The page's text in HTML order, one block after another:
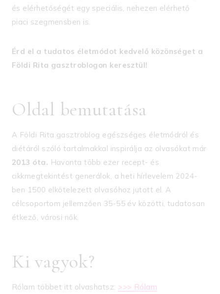
és elérhetőségét egy speciális, nehezen elérhető
piaci szegmensben is.
Érd el a tudatos életmódot kedvelő közönséget a
Földi Rita gasztroblogon keresztül!
Oldal bemutatása
A Földi Rita gasztroblog egészséges életmódról és
diétáról szóló tartalmakkal inspirálja az olvasókat már
2013 óta. Havonta több ezer recept- és
cikkmegtekintést generálok, a heti hírlevelem 2024-
ben 1500 elkötelezett olvasóhoz jutott el. A
célcsoportom jellemzően 35-55 év közötti, tudatosan
étkező, városi nők.
Ki vagyok?
Rólam többet itt olvashatsz: >>> Rólam